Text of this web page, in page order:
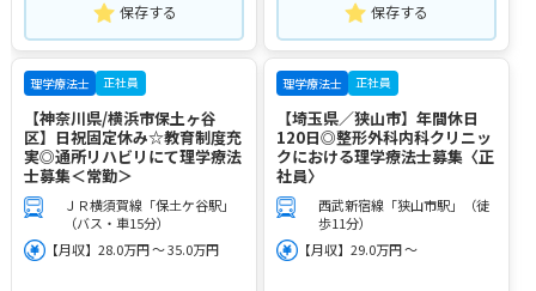
保存する 保存する
理学療法士 正社員
【神奈川県/横浜市保土ヶ谷
区】日祝固定休み☆教育制度充
実◎通所リハビリにて理学療法
士募集＜常勤＞
ＪＲ横須賀線「保土ケ谷駅」
（バス・車15分）
【月収】28.0万円 ～ 35.0万円
理学療法士 正社員
【埼玉県／狭山市】年間休日
120日◎整形外科内科クリニッ
クにおける理学療法士募集〈正
社員〉
西武新宿線「狭山市駅」（徒
歩11分）
【月収】29.0万円 ～